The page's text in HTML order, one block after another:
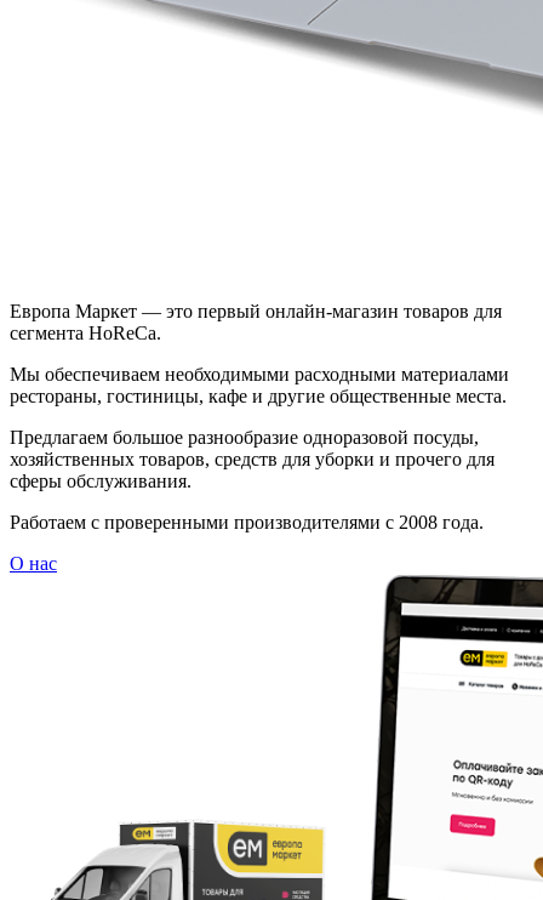
Европа Маркет — это первый онлайн-магазин товаров для
сегмента HoReCa.
Мы обеспечиваем необходимыми расходными материалами
рестораны, гостиницы, кафе и другие общественные места.
Предлагаем большое разнообразие одноразовой посуды,
хозяйственных товаров, средств для уборки и прочего для
сферы обслуживания.
Работаем с проверенными производителями с 2008 года.
О нас